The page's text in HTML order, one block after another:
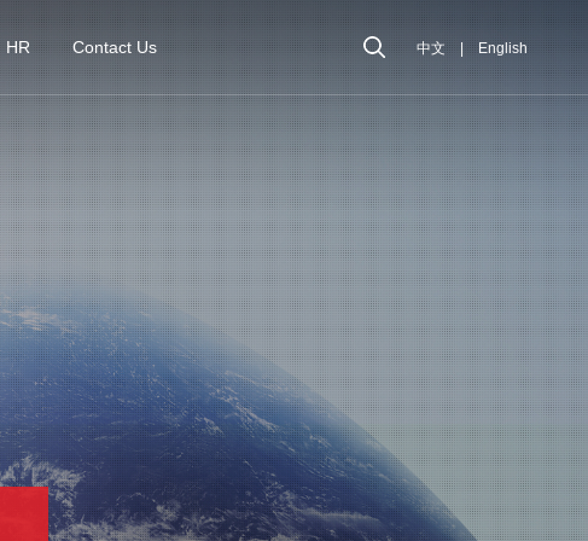
HR Contact Us 中文 English